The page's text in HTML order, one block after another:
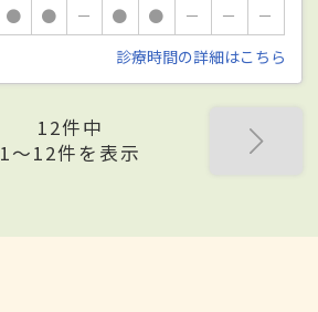
● ● － ● ● － －
－
診療時間の詳細はこちら
12件中
1〜12件を表示